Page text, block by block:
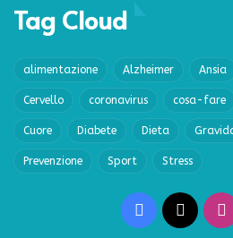
Tag Cloud
alimentazione Alzheimer Ansia
Cervello coronavirus cosa-fare
Cuore Diabete Dieta
Prevenzione Sport Stress
Facebook